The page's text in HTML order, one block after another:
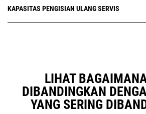
KAPASITAS PENGISIAN ULANG SERVIS
LIHAT
DIBANDINGKAN
YANG SERING